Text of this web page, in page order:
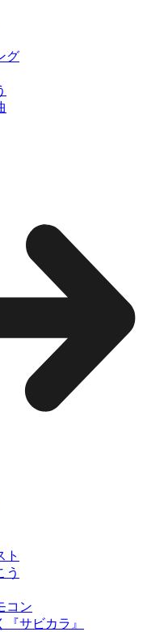
グ
ト
う
コン
サビカラ』